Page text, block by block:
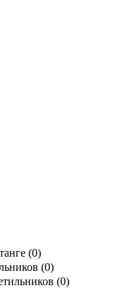
(0)
(0)
(0)